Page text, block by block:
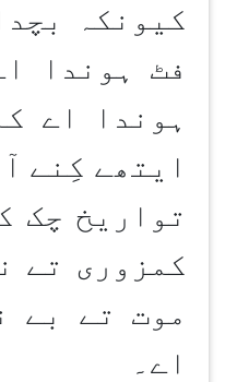
کیونکہ
فٹ ہوندا
ہوندا اے
ایتھے کِنے
تواریخ چک
کمزوری تے
موت تے بے
اے۔